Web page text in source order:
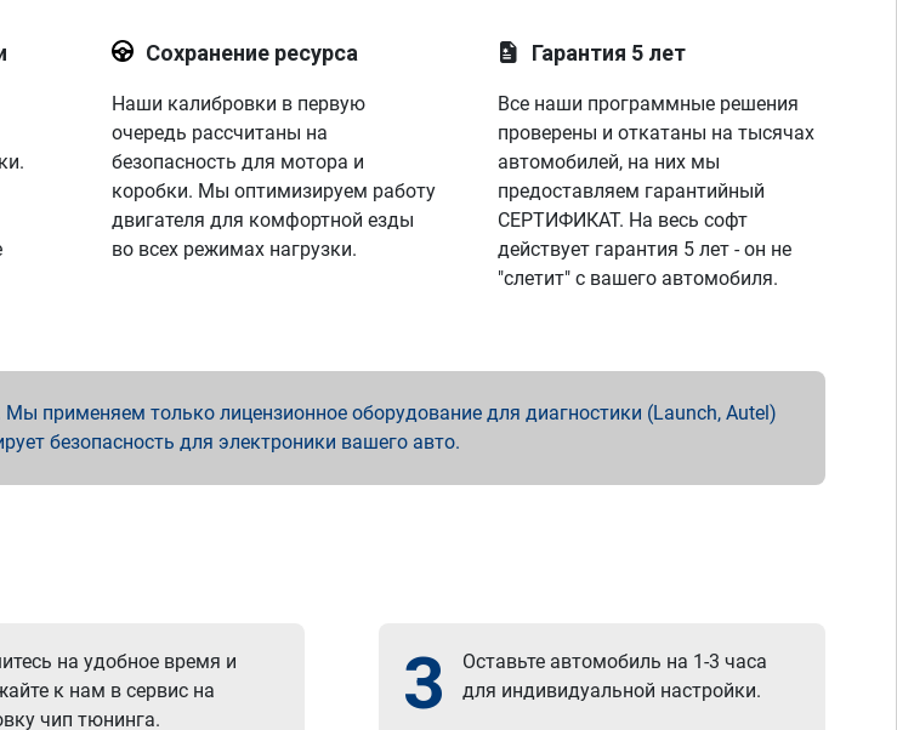
Сохранение ресурса
Наши калибровки в первую
очередь рассчитаны на
безопасность для мотора и
коробки. Мы оптимизируем работу
двигателя для комфортной езды
во всех режимах нагрузки.
Гарантия 5 лет
Все наши программные решения
проверены и откатаны на тысячах
автомобилей, на них мы
предоставляем гарантийный
СЕРТИФИКАТ. На весь софт
действует гарантия 5 лет - он не
"слетит" с вашего автомобиля.
применяем только лицензионное оборудование для диагностики (Launch, Autel)
безопасность для электроники вашего авто.
на удобное время и
к нам в сервис на
чип тюнинга.
3
Оставьте автомобиль на 1-3 часа
для индивидуальной настройки.